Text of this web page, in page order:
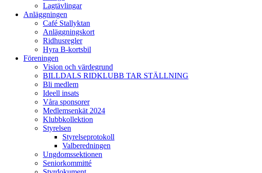
Lagtävlingar
Anläggningen
Café Stallyktan
Anläggningskort
Ridhusregler
Hyra B-kortsbil
Föreningen
Vision och värdegrund
BILLDALS RIDKLUBB TAR STÄLLNING
Bli medlem
Ideell insats
Våra sponsorer
Medlemsenkät 2024
Klubbkollektion
Styrelsen
Styrelseprotokoll
Valberedningen
Ungdomssektionen
Seniorkommitté